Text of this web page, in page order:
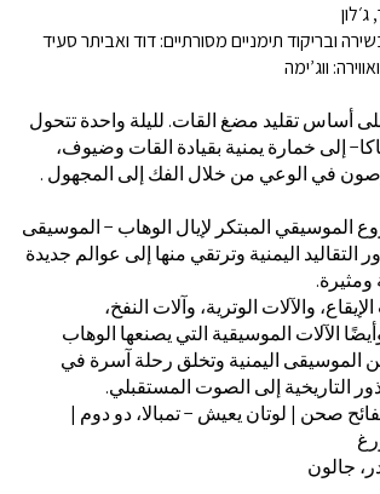
ובריקוד תימניים מסורתיים: דוד ואביתר סעיד
ווג’ימה
أساس تقليد مضغ القات. لليلة واحدة تتحول
إلى خمارة يمنية بقيادة القات وضيوف،
في الوعي من خلال الفك إلى المجهول .
الموسيقي المبتكر لإيال الوهاب − الموسيقى
التقاليد اليمنية وترتقي منها إلى عوالم جديدة
والآلات الوترية، وآلات النفخ،
الآلات الموسيقية التي يصنعها الوهاب
الموسيقى اليمنية وتخلق رحلة آسرة في
التاريخية إلى الصوت المستقبلي.
صحن | لوتان يعيش − تمبالا، دو دوم |
جالون